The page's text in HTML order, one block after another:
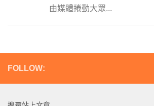
由媒體捲動大眾...
FOLLOW: